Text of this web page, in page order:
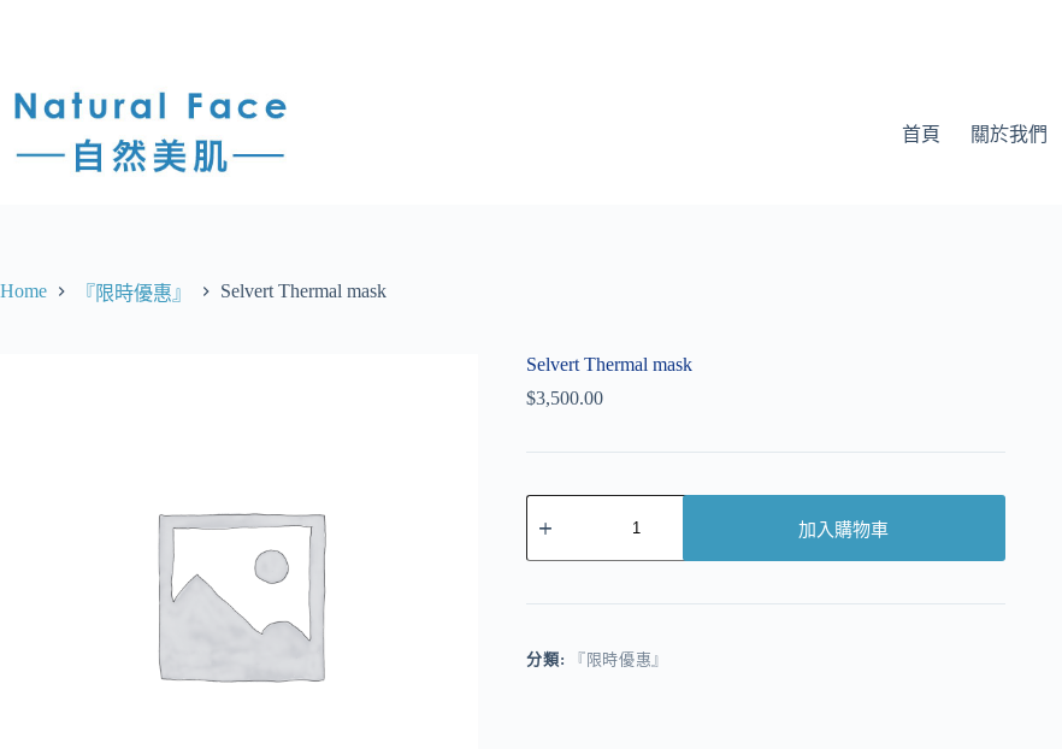
首頁 關於我們
Home 『限時優惠』 Selvert Thermal mask
Selvert Thermal mask
$3,500.00
加入購物車
r
分類: 『限時優惠』